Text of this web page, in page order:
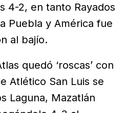
4-2, en tanto Rayados
Puebla y América fue
al bajío.
quedó ‘roscas’ con
Atlético San Luis se
Laguna, Mazatlán